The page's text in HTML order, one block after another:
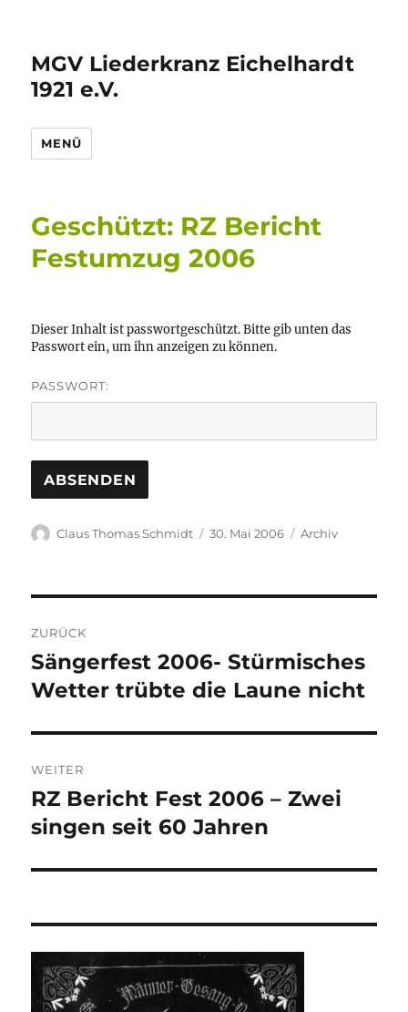
MGV Liederkranz Eichelhardt
1921 e.V.
MENÜ
Geschützt: RZ Bericht
Festumzug 2006
Dieser Inhalt ist passwortgeschützt. Bitte gib unten das
Passwort ein, um ihn anzeigen zu können.
PASSWORT:
Autor
Claus Thomas Schmidt
Veröffentlicht
30. Mai 2006 Kategorien
Archiv
ZURÜCK
Vorheriger
Beitrag:
Sängerfest 2006- Stürmisches
Wetter trübte die Laune nicht
WEITER
Nächster
Beitrag:
RZ Bericht Fest 2006 – Zwei
singen seit 60 Jahren